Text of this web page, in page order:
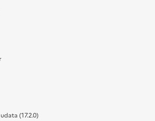
(17.2.0)